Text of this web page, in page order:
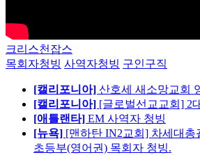
크리스천잡스
목회자청빙 사역자청빙 구인구직
[캘리포니아] 산호세 새소망교회
[캘리포니아] [글로벌선교교회] 2
[애틀랜타] EM 사역자 청빙
[뉴욕] [맨하탄 IN2교회] 차세대총
초등부(영어권) 목회자 청빙.